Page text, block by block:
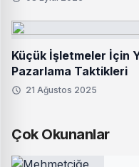
Küçük İşletmeler İçin
Pazarlama Taktikleri
21 Ağustos 2025
Çok Okunanlar